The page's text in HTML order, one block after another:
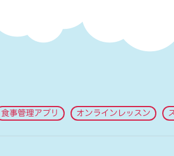
食事管理アプリ オンラインレッスン